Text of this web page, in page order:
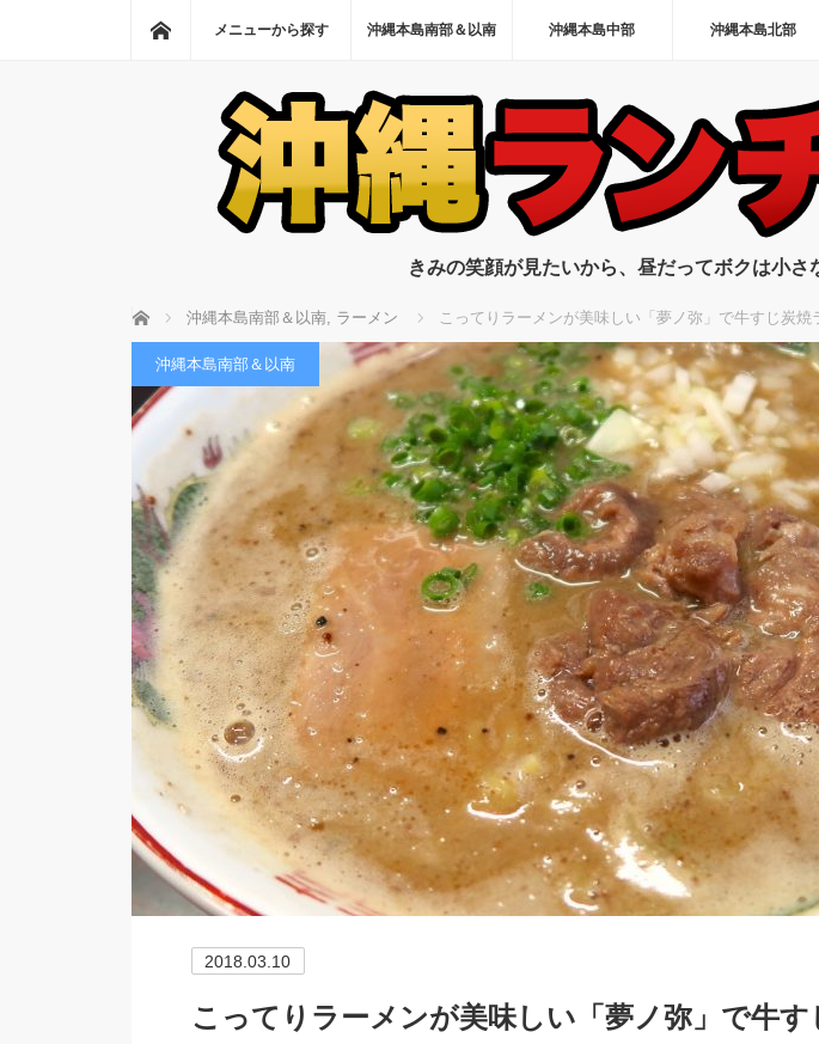
ホーム
メニューから探す 沖縄本島南部＆以南 沖縄本島中部 沖縄本島北部
きみの笑顔が見たいから、昼だってボクは小
ホーム 沖縄本島南部＆以南, ラーメン こってりラーメンが美味しい「夢ノ弥」で牛すじ炭焼
沖縄本島南部＆以南
2018.03.10
こってりラーメンが美味しい「夢ノ弥」で牛す